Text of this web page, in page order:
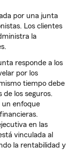
por una junta
Los clientes
la
responde a los
por los
tiempo debe
de los seguros.
un enfoque
en las
vinculada al
la rentabilidad y